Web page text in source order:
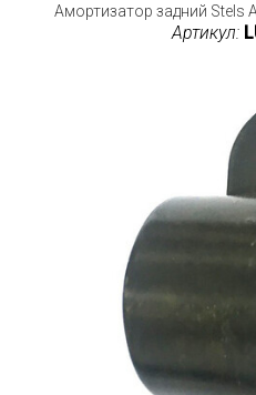
Амортизатор задний Stels
Артикул: